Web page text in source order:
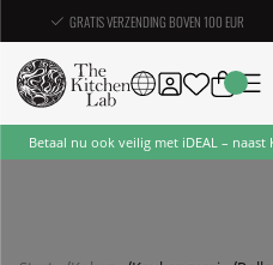
GRATIS VERZENDING BOVEN 100 EUR
Betaal nu ook veilig met iDEAL – naast